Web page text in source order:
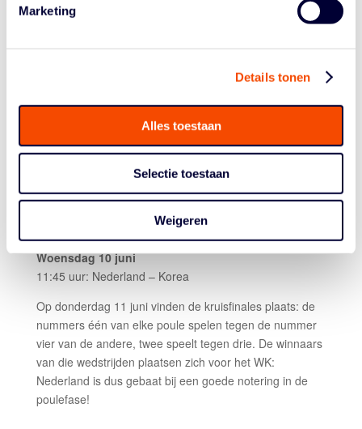
Marketing
Details tonen
Alles toestaan
Selectie toestaan
Weigeren
Arie Twigt (3.5) – Thuringia Bulls (DUI)
(DUI)
Tim van Raamsdonk (2.0) – Skywheelers (DUI)
Maandag 8 juni
07:15 uur: Nederland – Venezuela
05:00 uur: Thailand – Nederland
Woensdag 10 juni
11:45 uur: Nederland – Korea
Op donderdag 11 juni vinden de kruisfinales plaats: de
nummers één van elke poule spelen tegen de nummer
vier van de andere, twee speelt tegen drie. De winnaars
van die wedstrijden plaatsen zich voor het WK:
Nederland is dus gebaat bij een goede notering in de
poulefase!